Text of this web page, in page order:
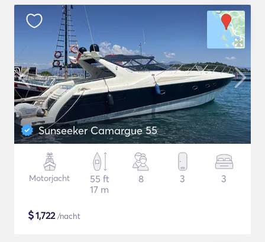
Sunseeker Camargue 55
Motorjacht
55 ft
17 m
8 3 3
$1,722/nacht